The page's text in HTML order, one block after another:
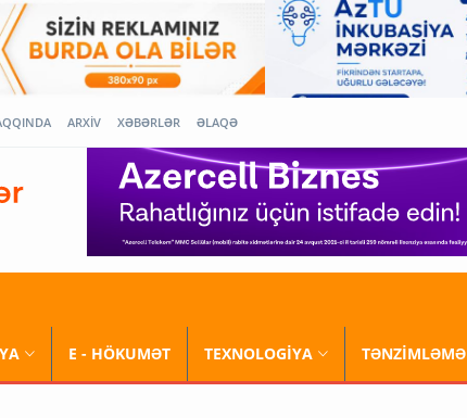
ARXİV XƏBƏRLƏR ƏLAQƏ
E - HÖKUMƏT TEXNOLOGİYA TƏNZİMLƏMƏ